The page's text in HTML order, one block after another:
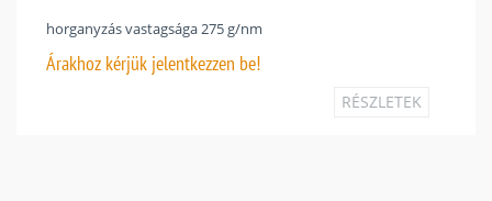
horganyzás vastagsága 275 g/nm
Árakhoz kérjük jelentkezzen be!
RÉSZLETEK